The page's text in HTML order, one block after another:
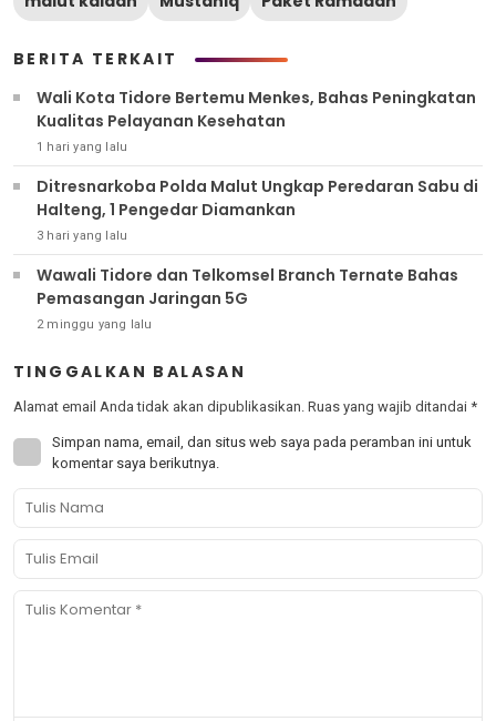
BERITA TERKAIT
Wali Kota Tidore Bertemu Menkes, Bahas Peningkatan
Kualitas Pelayanan Kesehatan
1 hari yang lalu
Ditresnarkoba Polda Malut Ungkap Peredaran Sabu di
Halteng, 1 Pengedar Diamankan
3 hari yang lalu
Wawali Tidore dan Telkomsel Branch Ternate Bahas
Pemasangan Jaringan 5G
2 minggu yang lalu
TINGGALKAN BALASAN
Alamat email Anda tidak akan dipublikasikan. Ruas yang wajib ditandai *
Simpan nama, email, dan situs web saya pada peramban ini untuk
komentar saya berikutnya.